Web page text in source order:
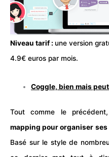
Niveau tarif : une version
4.9€ euros par mois.
Coggle, bien mais
Tout comme le
mapping pour organiser ses
Basé sur le style de